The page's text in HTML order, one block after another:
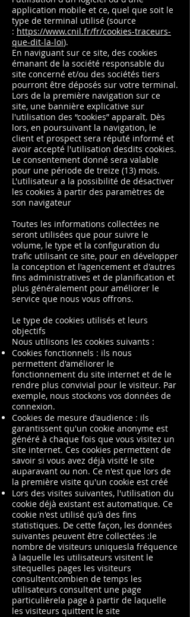
application mobile et ce, quel que soit le
type de terminal utilisé (source
: https://www.cnil.fr/fr/cookies-traceurs-
que-dit-la-loi).
En naviguant sur ce site, des cookies
émanant de la société responsable du
site concerné et/ou des sociétés tiers
pourront être déposés sur votre terminal.
Lors de la première navigation sur ce
site, une bannière explicative sur
l'utilisation des “cookies” apparaît. Dès
lors, en poursuivant la navigation, le
client et prospect sera réputé informé et
avoir accepté l'utilisation desdits cookies.
Le consentement donné sera valable
pour une période de treize (13) mois.
L'utilisateur a la possibilité de désactiver
les cookies à partir des paramètres de
son navigateur
Toutes les informations collectées ne
seront utilisées que pour suivre le
volume, le type et la configuration du
trafic utilisant ce site, pour en développer
la conception et l'agencement et d'autres
fins administratives et de planification et
plus généralement pour améliorer le
service que nous vous offrons.
Le type de cookies utilisés et leurs
objectifs
Nous utilisons les cookies suivants :
Cookies fonctionnels : ils nous
permettent d'améliorer le
fonctionnement du site internet et de le
rendre plus convivial pour le visiteur. Par
exemple, nous stockons vos données de
connexion.
Cookies de mesure d'audience : ils
garantissent qu'un cookie anonyme est
généré à chaque fois que vous visitez un
site internet. Ces cookies permettent de
savoir si vous avez déjà visité le site
auparavant ou non. Ce n'est que lors de
la première visite qu'un cookie est créé
Lors des visites suivantes, l'utilisation du
cookie déjà existant est automatique. Ce
cookie n'est utilisé qu'à des fins
statistiques. De cette façon, les données
suivantes peuvent être collectées :le
nombre de visiteurs uniquesla fréquence
à laquelle les utilisateurs visitent le
sitequelles pages les visiteurs
consultentcombien de temps les
utilisateurs consultent une page
particulièrela page à partir de laquelle
les visiteurs quittent le site